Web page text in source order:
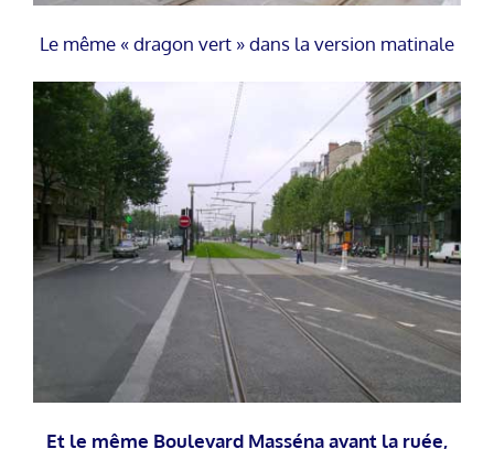
Le même « dragon vert » dans la version matinale
Et le même Boulevard Masséna avant la ruée,